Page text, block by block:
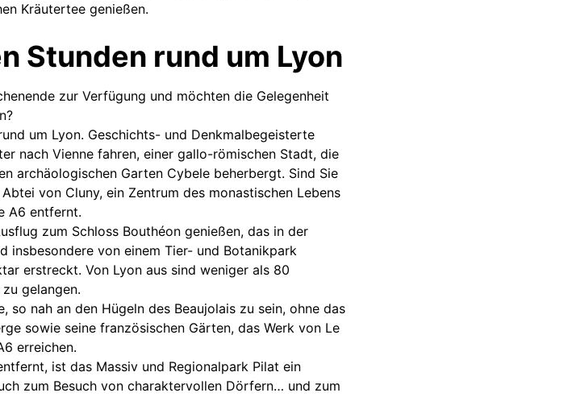
Kräutertee genießen.
Stunden rund um Lyon
zur Verfügung und möchten die Gelegenheit
um Lyon. Geschichts- und Denkmalbegeisterte
nach Vienne fahren, einer gallo-römischen Stadt, die
archäologischen Garten Cybele beherbergt. Sind Sie
von Cluny, ein Zentrum des monastischen Lebens
A6 entfernt.
zum Schloss Bouthéon genießen, das in der
insbesondere von einem Tier- und Botanikpark
erstreckt. Von Lyon aus sind weniger als 80
gelangen.
so nah an den Hügeln des Beaujolais zu sein, ohne das
sowie seine französischen Gärten, das Werk von Le
erreichen.
ist das Massiv und Regionalpark Pilat ein
zum Besuch von charaktervollen Dörfern… und zum